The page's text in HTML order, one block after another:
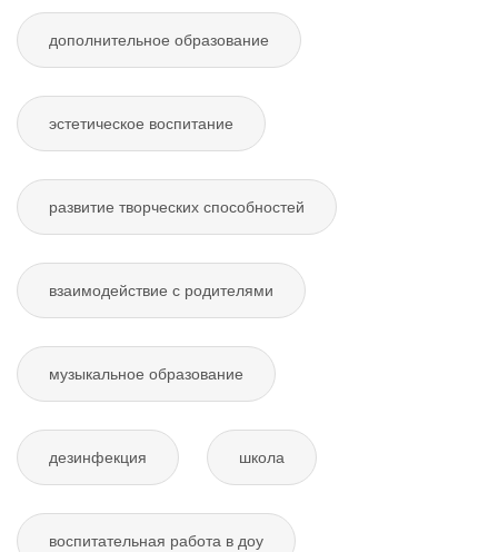
дополнительное образование
эстетическое воспитание
развитие творческих способностей
взаимодействие с родителями
музыкальное образование
дезинфекция школа
воспитательная работа в доу